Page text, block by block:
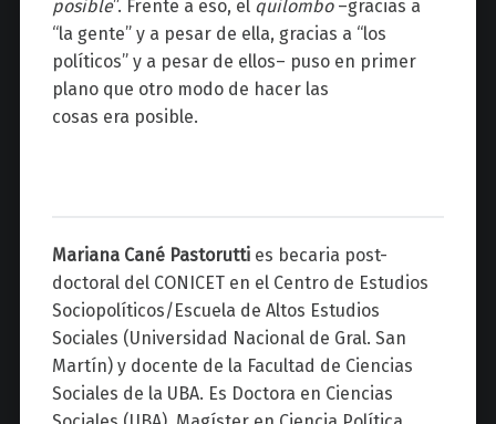
posible”. Frente a eso, el quilombo–gracias a
“la gente” y a pesar de ella, gracias a “los
políticos” y a pesar de ellos– puso en primer
plano que otro modo de hacer las
cosas era posible.
Mariana Cané Pastorutties becaria post-
doctoral del CONICET en el Centro de Estudios
Sociopolíticos/Escuela de Altos Estudios
Sociales (Universidad Nacional de Gral. San
Martín) y docente de la Facultad de Ciencias
Sociales de la UBA. Es Doctora en Ciencias